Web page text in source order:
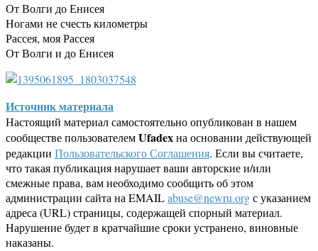
От Волги до Енисея
Ногами не счесть километры
Рассея, моя Рассея
От Волги и до Енисея
Источник материала
Настоящий материал самостоятельно опубликован в нашем
сообществе пользователемUfadexна основании действующей
редакции Пользовательского Соглашения. Если вы считаете,
что такая публикация нарушает ваши авторские и/или
смежные права, вам необходимо сообщить об этом
администрации сайта на EMAILabuse@newru.orgс указанием
адреса (URL) страницы, содержащей спорный материал.
Нарушение будет в кратчайшие сроки устранено, виновные
наказаны.